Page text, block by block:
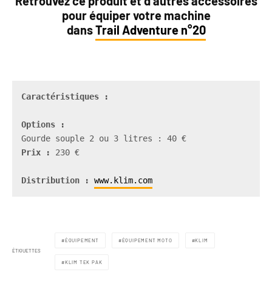
pour équiper votre machine
dansTrail Adventure n°20
Caractéristiques :
Prix :
230 €
Distribution : www.klim.com
ÉTIQUETTES
ÉQUIPEMENT ÉQUIPEMENT MOTO KLIM
KLIM TEK PAK